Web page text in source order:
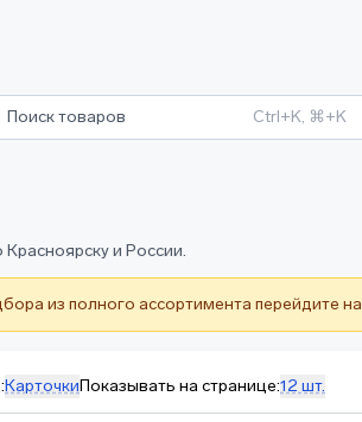
Поиск товаров Ctrl+K, ⌘+K
и России.
из полного ассортимента перейдите на
КарточкиПоказывать на странице:12 шт.